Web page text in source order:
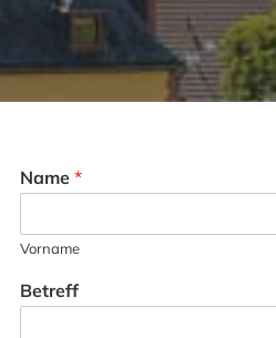
Name *
Vorname
Betreff